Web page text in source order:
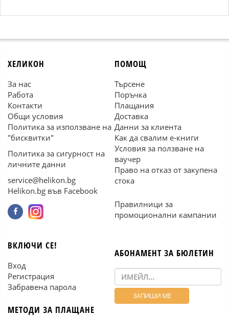
ХЕЛИКОН
За нас
Работа
Контакти
Общи условия
Политика за използване на
"бисквитки"
Политика за сигурност на
личните данни
service@helikon.bg
Helikon.bg във Facebook
ПОМОЩ
Търсене
Поръчка
Плащания
Доставка
Данни за клиента
Как да свалим е-книги
Условия за ползване на
ваучер
Право на отказ от закупена
стока
Правилници за
промоционални кампании
ВКЛЮЧИ СЕ!
Вход
Регистрация
Забравена парола
МЕТОДИ ЗА ПЛАЩАНЕ
АБОНАМЕНТ ЗА БЮЛЕТИН